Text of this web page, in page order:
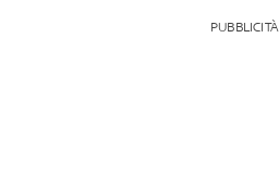
PUBBLICITÀ